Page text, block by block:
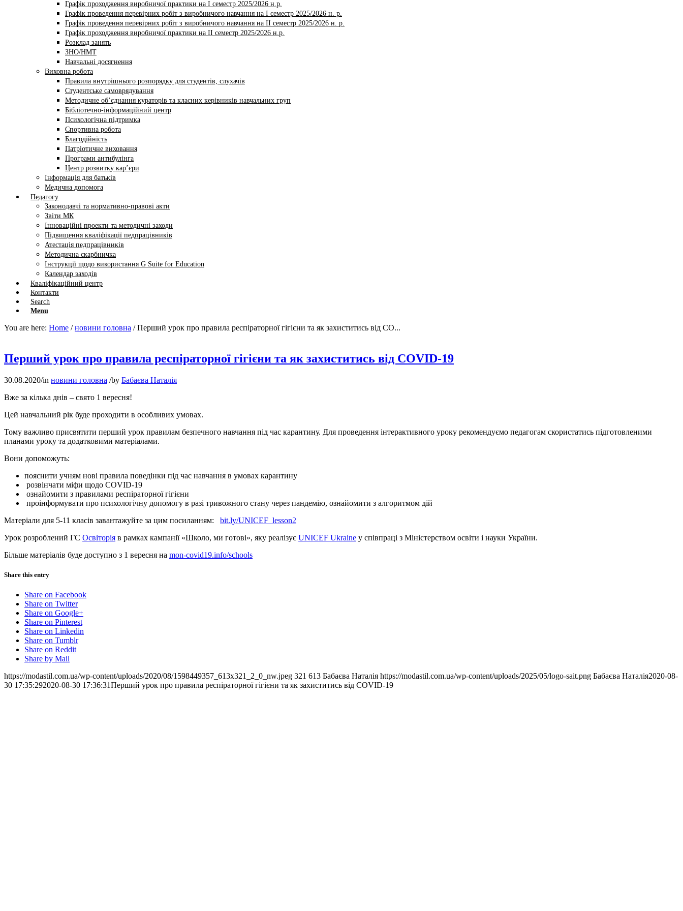
Графік проходження виробничої практики на І семестр 2025/2026 н.р.
Графік проведення перевірних робіт з виробничого навчання на І семестр 2025/2026 н. р.
Графік проведення перевірних робіт з виробничого навчання на ІI семестр 2025/2026 н. р.
Графік проходження виробничої практики на II семестр 2025/2026 н.р.
Розклад занять
ЗНО/НМТ
Навчальні досягнення
Виховна робота
Правила внутрішнього розпорядку для студентів, слухачів
Студентське самоврядування
Методичне об’єднання кураторів та класних керівників навчальних груп
Бібліотечно-інформаційний центр
Психологічна підтримка
Спортивна робота
Благодійність
Патріотичне виховання
Програми антибулінга
Центр розвитку кар’єри
Інформація для батьків
Медична допомога
Педагогу
Законодавчі та нормативно-правові акти
Звіти МК
Інноваційні проекти та методичні заходи
Підвищення кваліфікації педпрацівників
Атестація педпрацівників
Методична скарбничка
Інструкції щодо використання G Suite for Education
Календар заходів
Кваліфікаційний центр
Контакти
Search
Menu
You are here: Home / новини головна / Перший урок про правила респіраторної гігієни та як захиститись від CO...
Перший урок про правила респіраторної гігієни та як захиститись від COVID-19
30.08.2020/in новини головна /by Бабаєва Наталія
Вже за кілька днів – свято 1 вересня!
Цей навчальний рік буде проходити в особливих умовах.
Тому важливо присвятити перший урок правилам безпечного навчання під час карантину. Для проведення інтерактивного уроку рекомендуємо педагогам скористатись підготовленими
планами уроку та додатковими матеріалами.
Вони допоможуть:
пояснити учням нові правила поведінки під час навчання в умовах карантину
розвінчати міфи щодо COVID-19
ознайомити з правилами респіраторної гігієни
проінформувати про психологічну допомогу в разі тривожного стану через пандемію, ознайомити з алгоритмом дій
Матеріали для 5-11 класів завантажуйте за цим посиланням: bit.ly/UNICEF_lesson2
Урок розроблений ГС Освіторія в рамках кампанії «Школо, ми готові», яку реалізує UNICEF Ukraine у співпраці з Міністерством освіти і науки України.
Більше матеріалів буде доступно з 1 вересня на mon-covid19.info/schools
Share this entry
Share on Facebook
Share on Twitter
Share on Google+
Share on Pinterest
Share on Linkedin
Share on Tumblr
Share on Reddit
Share by Mail
https://modastil.com.ua/wp-content/uploads/2020/08/1598449357_613x321_2_0_nw.jpeg 321 613 Бабаєва Наталія https://modastil.com.ua/wp-content/uploads/2025/05/logo-sait.png Бабаєва Наталія2020-08-
30 17:35:292020-08-30 17:36:31Перший урок про правила респіраторної гігієни та як захиститись від COVID-19